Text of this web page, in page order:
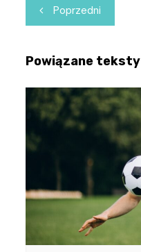
Nawigacja
wpisu
Poprzedni
Powiązane teksty